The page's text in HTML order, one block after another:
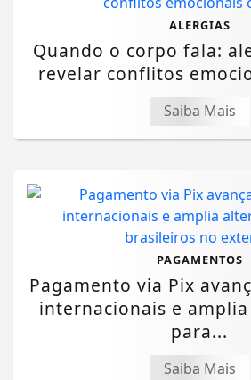
ALERGIAS
Quando o corpo fala:
revelar conflitos
Saiba Mais
PAGAMENTOS
Pagamento via Pix
internacionais e
para...
Saiba Mais